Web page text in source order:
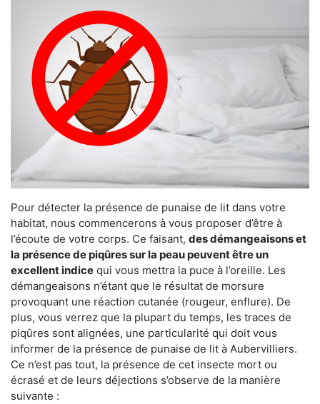
Pour détecter la présence de punaise de lit dans votre
habitat, nous commencerons à vous proposer d’être à
l’écoute de votre corps. Ce faisant, des démangeaisons et
la présence de piqûres sur la peau peuvent être un
excellent indice qui vous mettra la puce à l’oreille. Les
démangeaisons n’étant que le résultat de morsure
provoquant une réaction cutanée (rougeur, enflure). De
plus, vous verrez que la plupart du temps, les traces de
piqûres sont alignées, une particularité qui doit vous
informer de la présence de punaise de lit à Aubervilliers.
Ce n’est pas tout, la présence de cet insecte mort ou
écrasé et de leurs déjections s’observe de la manière
suivante :